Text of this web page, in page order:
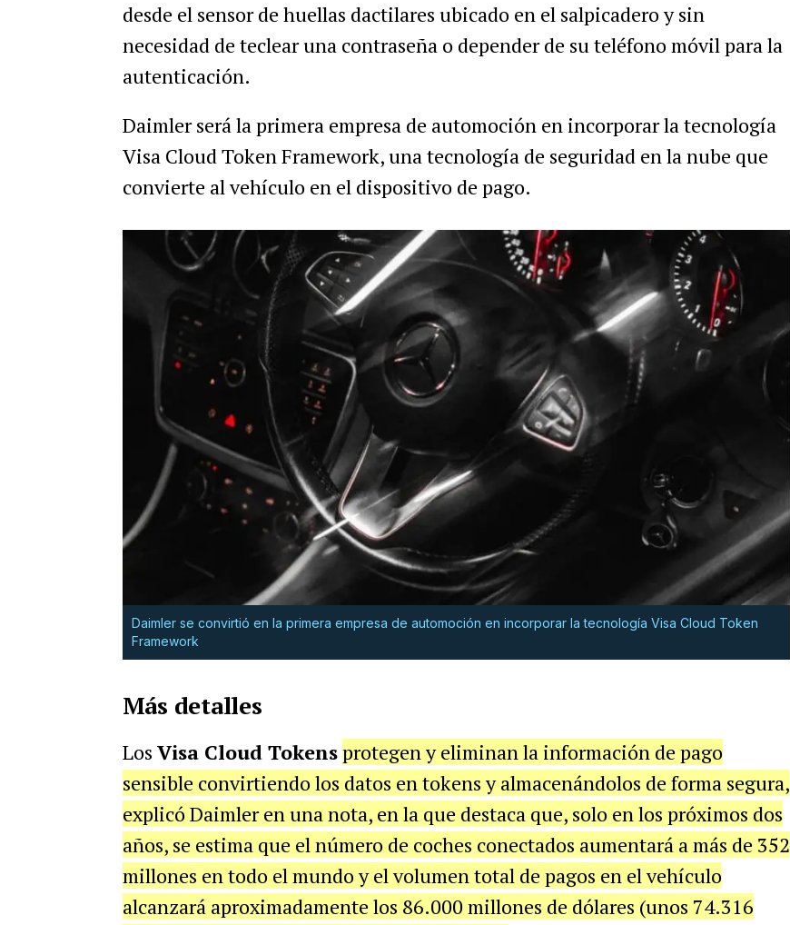
desde el sensor de huellas dactilares ubicado en el salpicadero y sin
necesidad de teclear una contraseña o depender de su teléfono móvil para la
autenticación.
Daimler será la primera empresa de automoción en incorporar la tecnología
Visa Cloud Token Framework, una tecnología de seguridad en la nube que
convierte al vehículo en el dispositivo de pago.
Daimler se convirtió en la primera empresa de automoción en incorporar la tecnología Visa Cloud Token
Framework
Más detalles
Los Visa Cloud Tokensprotegen y eliminan la información de pago
sensible convirtiendo los datos en tokens y almacenándolos de forma segura,
explicó Daimler en una nota, en la que destaca que, solo en los próximos dos
años, se estima que el número de coches conectados aumentará a más de 352
millones en todo el mundo y el volumen total de pagos en el vehículo
alcanzará aproximadamente los 86.000 millones de dólares (unos 74.316